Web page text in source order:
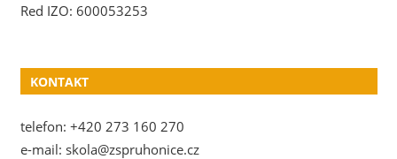
Red IZO: 600053253
KONTAKT
telefon: +420 273 160 270
e-mail: skola@zspruhonice.cz